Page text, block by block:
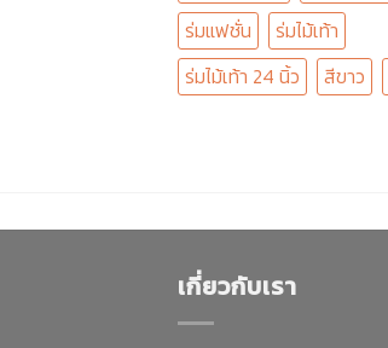
ร่มแฟชั่น
ร่มไม้เท้า
ร่มไม้เท้า 24 นิ้ว
สีขาว
เกี่ยวกับเรา